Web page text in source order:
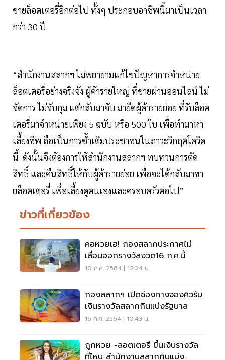
ขายล็อตเตอรี่อีกต่อไป ทั้งๆ ประกอบอาชีพนี้มาเป็นเวลา
กว่า 30 ปี
“สำนักงานสลากฯ ไม่พยายามแก้ไขปัญหาการจำหน่าย
ล็อตเตอรี่อย่างจริงจัง ผู้ค้ารายใหญ่ ที่ขายผ่านออนไลน์ ไม่
จัดการ ไม่จับกุม แต่กลับมาจับ มายึดผู้ค้ารายย่อย ที่รับล็อต
เตอรี่มาจำหน่ายเพียง 5 ฉบับ หรือ 500 ใบ เพื่อทำมาหา
เลี้ยงชีพ ถือเป็นการซ้ำเติมประชาชนในภาวะวิกฤตโควิด
นี้ ดังนั้นจึงต้องการให้สำนักงานสลากฯ ทบทวนการตัด
สิทธิ์ และคืนสิทธิ์ให้กับผู้ค้ารายย่อย เพื่อจะได้กลับมาขา
ยล็อตเตอรี่ เพื่อเลี้ยงดูตนเองและครอบครัวต่อไป”
ข่าวที่เกี่ยวข้อง
คอหวยเฮ! กองสลากประกาศไม่
เลื่อนออกรางวัลงวด16 ก.ค.นี้
10 ก.ค. 2564 | 12:24 น.
กองสลากฯ เปิดช่องทางจองคิวรับ
เงินรางวัลสลากกินแบ่งรัฐบาล
16 ก.ค. 2564 | 10:43 น.
ถูกหวย -ลอตเตอรี ขึ้นเงินรางวัล
ที่ไหน สำนักงานสลากกินแบ่ง